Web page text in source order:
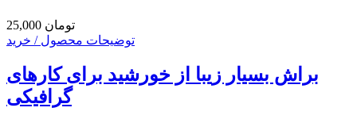
25,000 تومان
توضیحات محصول / خرید
براش بسیار زیبا از خورشید برای کارهای
گرافیکی